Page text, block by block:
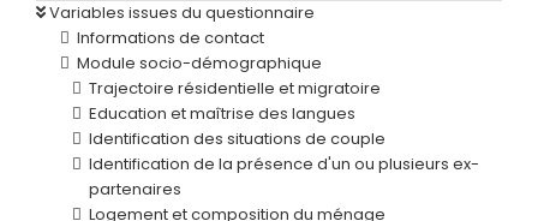
Variables issues du questionnaire
Informations de contact
Module socio-démographique
Trajectoire résidentielle et migratoire
Education et maîtrise des langues
Identification des situations de couple
Identification de la présence d'un ou plusieurs ex-
partenaires
Logement et composition du ménage